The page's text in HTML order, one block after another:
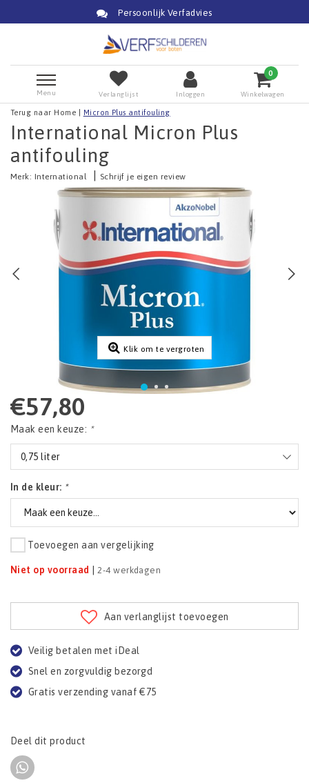
Persoonlijk Verfadvies
Menu Verlanglijst Inloggen
0
Winkelwagen
Terug naar Home Micron Plus antifouling
International Micron Plus
antifouling
Merk: International Schrijf je eigen review
Klik om te vergroten
€57,80
Maak een keuze: *
0,75 liter
In de kleur: *
Toevoegen aan vergelijking
Niet op voorraad |2-4 werkdagen
Aan verlanglijst toevoegen
Veilig betalen met iDeal
Snel en zorgvuldig bezorgd
Gratis verzending vanaf €75
Deel dit product